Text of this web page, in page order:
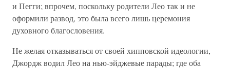
и Пегги; впрочем, поскольку родители Лео так и не
оформили развод, это была всего лишь церемония
духовного благословения.
Не желая отказываться от своей хипповской идеологии,
Джордж водил Лео на нью-эйджевые парады; где оба